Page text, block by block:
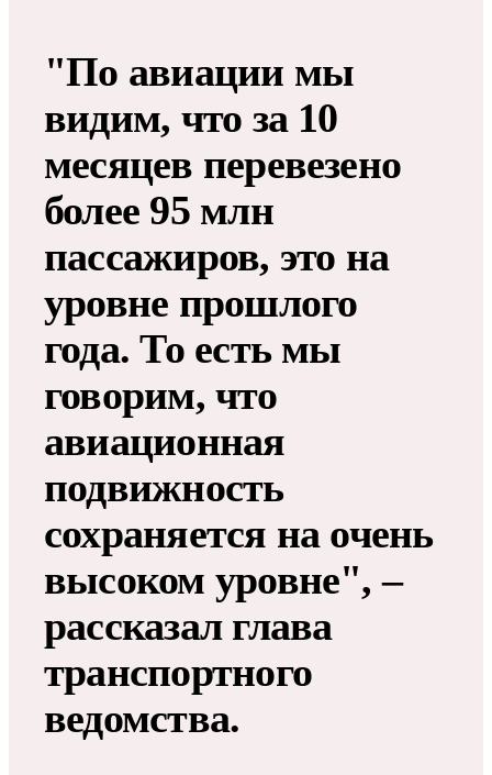
"По авиации мы
видим, что за 10
месяцев перевезено
более 95 млн
пассажиров, это на
уровне прошлого
года. То есть мы
говорим, что
авиационная
подвижность
сохраняется на очень
высоком уровне", –
рассказал глава
транспортного
ведомства.